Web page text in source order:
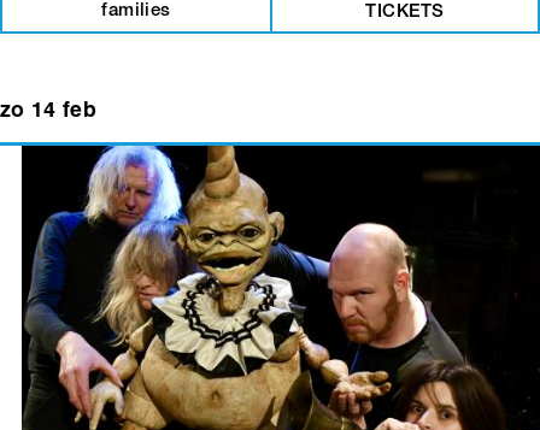
families TICKETS
zo 14 feb